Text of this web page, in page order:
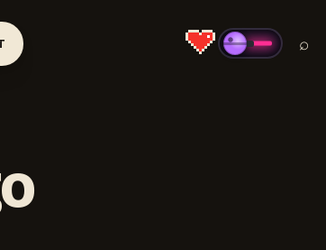
⌕